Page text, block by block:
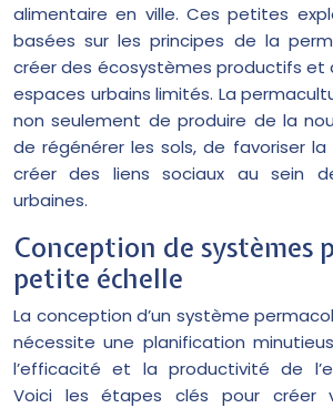
alimentaire en ville. Ces petites
basées sur les principes de la
créer des écosystèmes productifs et
espaces urbains limités. La
non seulement de produire de la
de régénérer les sols, de favoriser
créer des liens sociaux au sein
urbaines.
Conception de systèmes
petite échelle
La conception d’un système
nécessite une planification
l’efficacité et la productivité de
Voici les étapes clés pour créer